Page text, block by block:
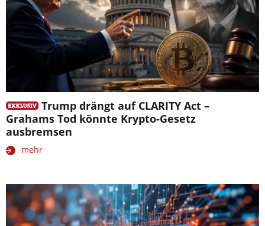
Trump drängt auf CLARITY Act –
Grahams Tod könnte Krypto-Gesetz
ausbremsen
mehr